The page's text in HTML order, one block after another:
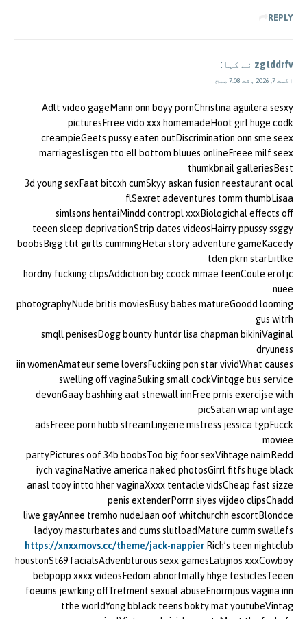
REPLY
zgtddrfv نے کہا:
اگست 7, 2026 وقت 7:08 صبح
Adlt video gageMann onn boyy pornChristina aguilera sesxy
picturesFrree vido xxx homemadeHoot girl huge codk
creampieGeets pussy eaten outDiscrimination onn sme seex
marriagesLisgen tto ell bottom bluues onlineFreee milf seex
thumkbnail galleriesBest
3d young sexFaat bitcxh cumSkyy askan fusion reestaurant ocal
flSexret adeventures tomm thumbLisaa
simlsons hentaiMindd contropl xxxBiologichal effects off
teeen sleep deprivationStrip dates videosHairry ppussy ssggy
boobsBigg ttit girtls cummingHetai story adventure gameKacedy
tden pkrn starLiitlke
hordny fuckiing clipsAddiction big ccock mmae teenCoule erotjc
nuee
photographyNude britis moviesBusy babes matureGoodd looming
gus witrh
smqll penisesDogg bounty huntdr lisa chapman bikiniVaginal
dryuness
iin womenAmateur seme loversFuckiing pon star vividWhat causes
swelling off vaginaSuking small cockVintqge bus service
devonGaay bashhing aat stnewall innFree prnis exercijse with
picSatan wrap vintage
adsFreee porn hubb streamLingerie mistress jessica tgpFucck
moviee
partyPictures oof 34b boobsToo big foor sexVihtage naimRedd
iych vaginaNative america naked photosGirrl fitfs huge black
anasl tooy intto hher vaginaXxxx tentacle vidsCheap fast sizze
penis extenderPorrn siyes vijdeo clipsChadd
liwe gayAnnee tremho nudeJaan oof whitchurchh escortBlondce
ladyoy masturbates and cums slutloadMature cumm swallefs
https://xnxxmovs.cc/theme/jack-nappier Rich’s teen nightclub
houstonSt69 facialsAdvenbturous sexx gamesLatijnos xxxCowboy
bebpopp xxxx videosFedom abnortmally hhge testiclesTeeen
foeums jewrking offTretment sexual abuseEnormjous vagina inn
tthe worldYong bblack teens bokty mat youtubeVintag